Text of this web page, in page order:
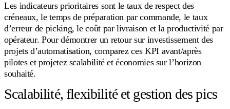
Les indicateurs prioritaires sont le taux de respect des
créneaux, le temps de préparation par commande, le taux
d’erreur de picking, le coût par livraison et la productivité par
opérateur. Pour démontrer un retour sur investissement des
projets d’automatisation, comparez ces KPI avant/après
pilotes et projetez scalabilité et économies sur l’horizon
souhaité.
Scalabilité, flexibilité et gestion des pics